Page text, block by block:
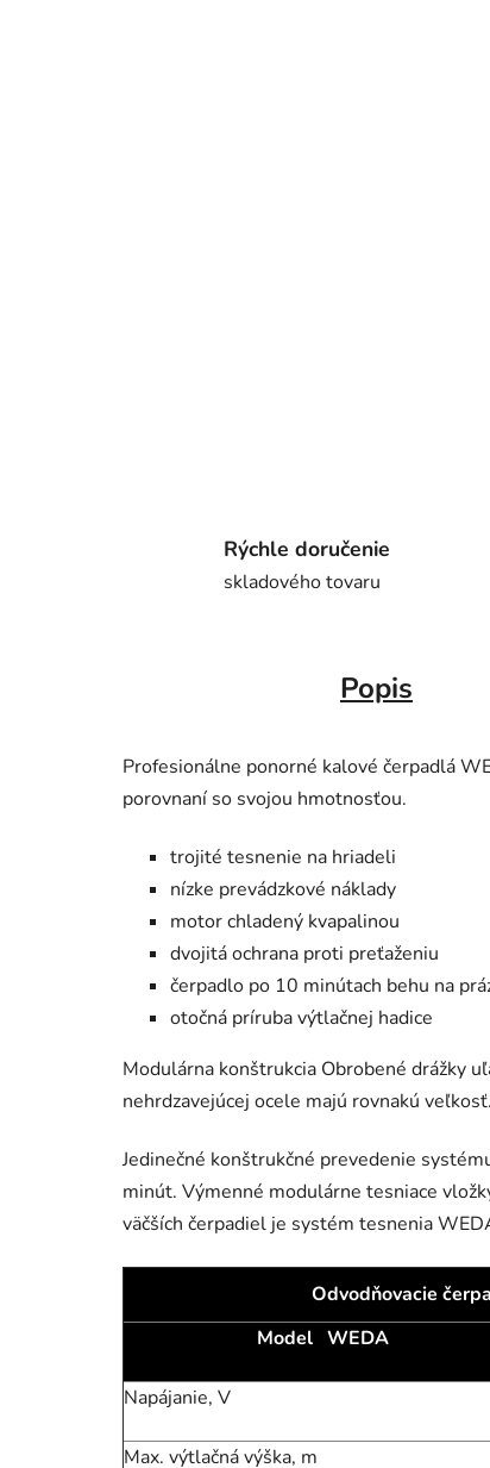
Rýchle doručenie
skladového tovaru
Popis
Profesionálne ponorné kalové čerpadlá
porovnaní so svojou hmotnosťou.
trojité tesnenie na hriadeli
nízke prevádzkové náklady
motor chladený kvapalinou
dvojitá ochrana proti preťaženiu
čerpadlo po 10 minútach behu na
otočná príruba výtlačnej hadice
Modulárna konštrukcia Obrobené drážky
nehrdzavejúcej ocele majú rovnakú
Jedinečné konštrukčné prevedenie
minút. Výmenné modulárne tesniace
väčších čerpadiel je systém tesnenia
Odvodňovacie
Model WEDA
Napájanie, V
Max. výtlačná výška, m